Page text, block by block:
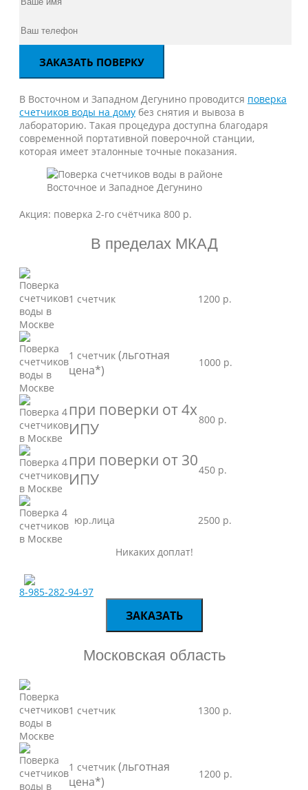
В Восточном и Западном Дегунино проводится поверка
счетчиков воды на дому без снятия и вывоза в
лабораторию. Такая процедура доступна благодаря
современной портативной поверочной станции,
которая имеет эталонные точные показания.
Акция: поверка 2-го счётчика 800 р.
В пределах МКАД
1 счетчик 1200 р.
1 счетчик (льготная
цена*)
1000 р.
при поверки от 4х
ИПУ
800 р.
при поверки от 30
ИПУ
450 р.
юр.лица 2500 р.
Никаких доплат!
8-985-282-94-97
ЗАКАЗАТЬ
Московская область
1 счетчик 1300 р.
1 счетчик (льготная
цена*)
1200 р.